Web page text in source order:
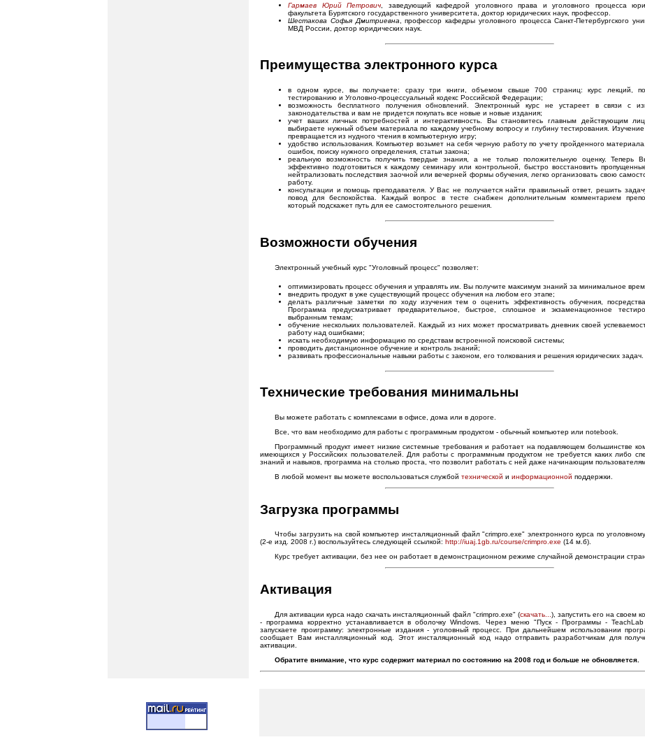
Гармаев Юрий Петрович , заведующий кафедрой уголовного права и уголовного процесса
факультета Бурятского государственного университета, доктор юридических наук, профессор.
Шестакова Софья Дмитриевна , профессор кафедры уголовного процесса Санкт-Петербургского
МВД России, доктор юридических наук.
Преимущества электронного курса
в одном курсе, вы получаете: сразу три книги, объемом свыше 700 страниц: курс лекций,
тестированию и Уголовно-процессуальный кодекс Российской Федерации;
возможность бесплатного получения обновлений. Электронный курс не устареет в связи с
законодательства и вам не придется покупать все новые и новые издания;
учет ваших личных потребностей и интерактивность. Вы становитесь главным действующим
выбираете нужный объем материала по каждому учебному вопросу и глубину тестирования.
превращается из нудного чтения в компьютерную игру;
удобство использования. Компьютер возьмет на себя черную работу по учету пройденного
ошибок, поиску нужного определения, статьи закона;
реальную возможность получить твердые знания, а не только положительную оценку. Теперь
эффективно подготовиться к каждому семинару или контрольной, быстро восстановить
нейтрализовать последствия заочной или вечерней формы обучения, легко организовать свою
работу.
консультации и помощь преподавателя. У Вас не получается найти правильный ответ, решить
повод для беспокойства. Каждый вопрос в тесте снабжен дополнительным комментарием
который подскажет путь для ее самостоятельного решения.
Возможности обучения
Электронный учебный курс "Уголовный процесс" позволяет:
оптимизировать процесс обучения и управлять им. Вы получите максимум знаний за минимальное
внедрить продукт в уже существующий процесс обучения на любом его этапе;
делать различные заметки по ходу изучения тем o оценить эффективность обучения,
Программа предусматривает предварительное, быстрое, сплошное и экзаменационное
выбранным темам;
обучение нескольких пользователей. Каждый из них может просматривать дневник своей
работу над ошибками;
искать необходимую информацию по средствам встроенной поисковой системы;
проводить дистанционное обучение и контроль знаний;
развивать профессиональные навыки работы с законом, его толкования и решения юридических задач.
Технические требования минимальны
Вы можете работать с комплексами в офисе, дома или в дороге.
Все, что вам необходимо для работы с программным продуктом - обычный компьютер или notebook.
Программный продукт имеет низкие системные требования и работает на подавляющем большинстве
имеющихся у Российских пользователей. Для работы с программным продуктом не требуется каких либо
знаний и навыков, программа на столько проста, что позволит работать с ней даже начинающим
В любой момент вы можете воспользоваться службойтехнической иинформационной поддержки.
Загрузка программы
Чтобы загрузить на свой компьютер инсталяционный файл "crimpro.exe" электронного курса по
(2-е изд. 2008 г.) воспользуйтесь следующей ссылкой: http://iuaj.1gb.ru/course/crimpro.exe (14 м.б).
Курс требует активации, без нее он работает в демонстрационном режиме случайной демонстрации
Активация
Для активации курса надо скачать инсталяционный файл "crimpro.exe" (скачать... ), запустить его на своем
- программа корректно устанавливается в оболочку Windows. Через меню "Пуск - Программы -
запускаете проиграмму: электронные издания - уголовный процесс. При дальнейшем использовании
сообщает Вам инсталляционный код. Этот инсталяционный код надо отправить разработчикам для
активации.
Обратите внимание, что курс содержит материал по состоянию на 2008 год и больше не обновляется.